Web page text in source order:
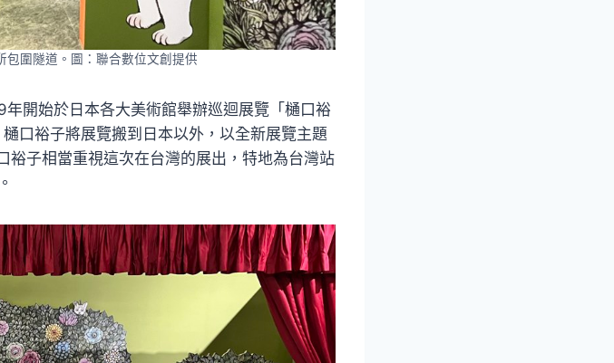
圍隧道。圖：聯合數位文創提供
開始於日本各大美術館舉辦巡迴展覽「樋口裕
口裕子將展覽搬到日本以外，以全新展覽主題
裕子相當重視這次在台灣的展出，特地為台灣站